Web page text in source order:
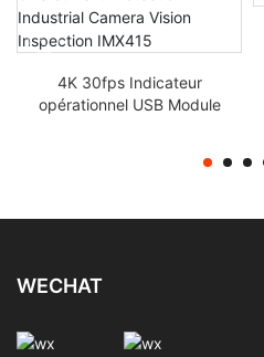
4K 30fps Indicateur
opérationnel USB Module
WECHAT